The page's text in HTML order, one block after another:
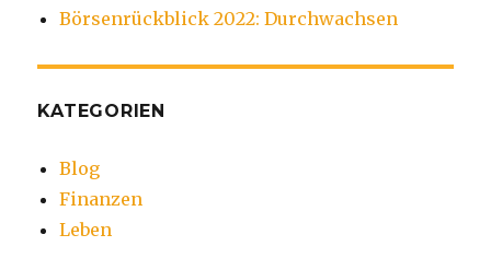
Börsenrückblick 2022: Durchwachsen
KATEGORIEN
Blog
Finanzen
Leben